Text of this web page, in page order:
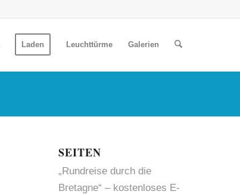
Laden Leuchttürme Galerien
SEITEN
„Rundreise durch die
Bretagne“ – kostenloses E-